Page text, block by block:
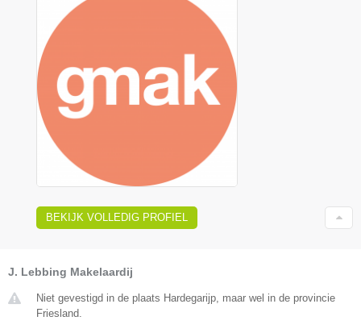
BEKIJK VOLLEDIG PROFIEL
J. Lebbing Makelaardij
Niet gevestigd in de plaats Hardegarijp, maar wel in de provincie
Friesland.